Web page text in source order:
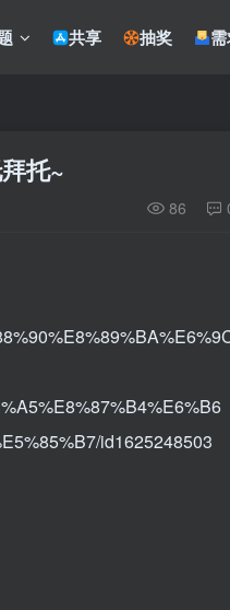
共享 抽奖
托~
86
id1625248503